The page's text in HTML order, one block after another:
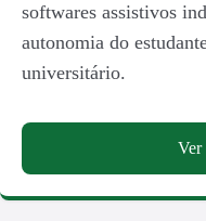
softwares assistivos
autonomia do
universitário.
Ver